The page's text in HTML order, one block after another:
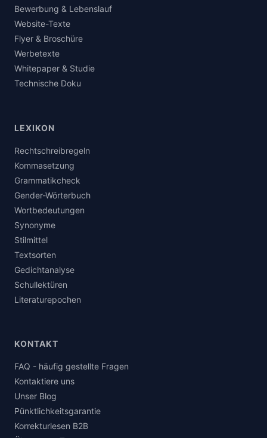
Bewerbung & Lebenslauf
Website-Texte
Flyer & Broschüre
Werbetexte
Whitepaper & Studie
Technische Doku
LEXIKON
Rechtschreibregeln
Kommasetzung
Grammatikcheck
Gender-Wörterbuch
Wortbedeutungen
Synonyme
Stilmittel
Textsorten
Gedichtanalyse
Schullektüren
Literaturepochen
KONTAKT
FAQ - häufig gestellte Fragen
Kontaktiere uns
Unser Blog
Pünktlichkeitsgarantie
Korrekturlesen B2B